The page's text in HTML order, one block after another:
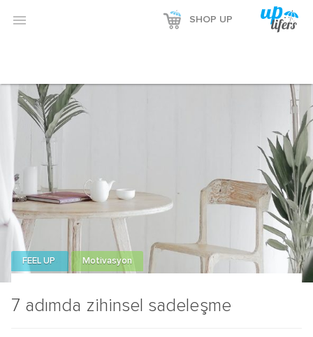
 SHOP UP
7 adımda zihinsel sadeleşme
FEEL UP Motivasyon